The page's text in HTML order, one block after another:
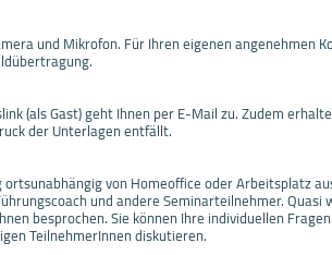
und Mikrofon. Für Ihren eigenen angenehmen
(als Gast) geht Ihnen per E-Mail zu. Zudem
der Unterlagen entfällt.
ortsunabhängig von Homeoffice oder Arbeitsplatz
und andere Seminarteilnehmer. Quasi
besprochen. Sie können Ihre individuellen
TeilnehmerInnen diskutieren.